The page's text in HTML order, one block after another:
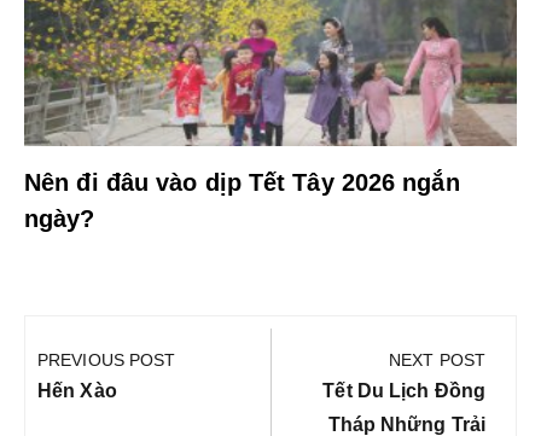
Nên đi đâu vào dịp Tết Tây 2026 ngắn
ngày?
hướng
bài
PREVIOUS POST
Previous
Hến Xào
NEXT POST
Next
Post:
Tết Du Lịch Đồng
Tháp Những Trải